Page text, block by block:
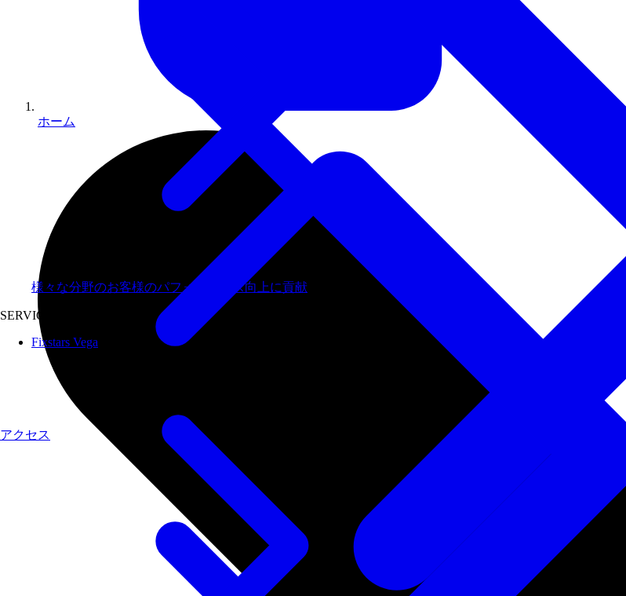
アクセス
様々な分野のお客様のパフォーマンス向上に貢献
SERVICES
Fixstars Vega
ホーム